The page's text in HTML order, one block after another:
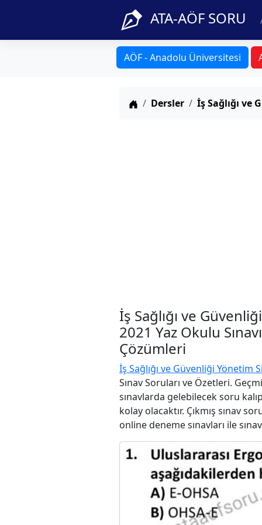
ATA-AÖF SORU
AÖF - Anadolu Üniversitesi
Anasayfa
Dersler İş Sağlığı ve
İş Sağlığı ve
2021 Yaz Okulu
Çözümleri
İş Sağlığı ve Güvenliği Yönetim
Sınav Soruları ve Özetleri.
sınavlarda gelebilecek soru
kolay olacaktır. Çıkmış sınav
online deneme sınavları ile